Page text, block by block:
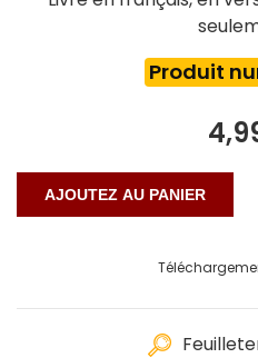
Produit